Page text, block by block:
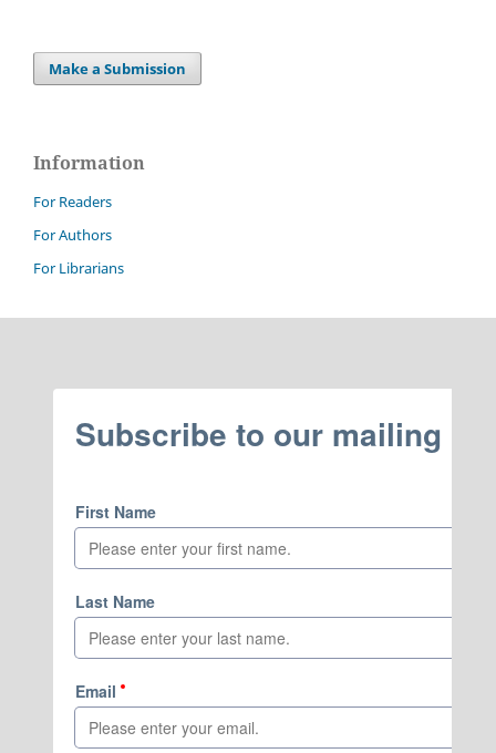
Make a Submission
Information
For Readers
For Authors
For Librarians